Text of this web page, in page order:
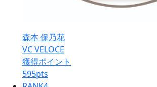
森本 保乃花
VC VELOCE
獲得ポイント
595pts